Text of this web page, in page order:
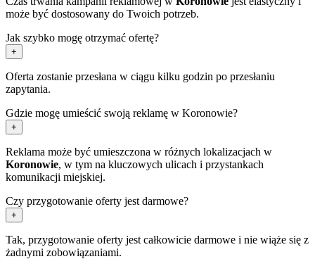
może być dostosowany do Twoich potrzeb.
Jak szybko mogę otrzymać ofertę?
+
Oferta zostanie przesłana w ciągu kilku godzin po przesłaniu
zapytania.
Gdzie mogę umieścić swoją reklamę w Koronowie?
+
Reklama może być umieszczona w różnych lokalizacjach w
Koronowie, w tym na kluczowych ulicach i przystankach
komunikacji miejskiej.
Czy przygotowanie oferty jest darmowe?
+
Tak, przygotowanie oferty jest całkowicie darmowe i nie wiąże się z
żadnymi zobowiązaniami.